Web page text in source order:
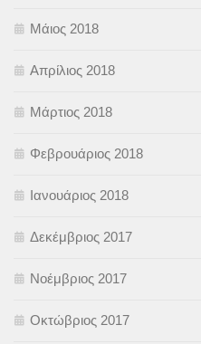
Μάιος 2018
Απρίλιος 2018
Μάρτιος 2018
Φεβρουάριος 2018
Ιανουάριος 2018
Δεκέμβριος 2017
Νοέμβριος 2017
Οκτώβριος 2017